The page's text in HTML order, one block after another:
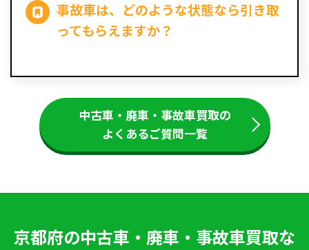
事故車は、どのような状態なら引き取
ってもらえますか？
中古車・廃車・事故車買取の
よくあるご質問一覧
京都府の中古車・廃車・事故車買取な